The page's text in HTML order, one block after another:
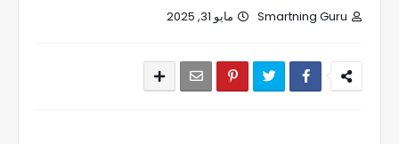
Smartning Guru مايو 31, 2025